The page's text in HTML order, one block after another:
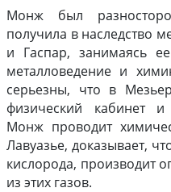
Монж был
получила в наследство
и Гаспар, занимаясь
металловедение и
серьезны, что в
физический кабинет
Монж проводит
Лавуазье, доказывает,
кислорода, производит
из этих газов.